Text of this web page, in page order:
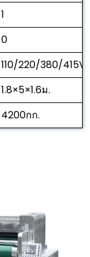
1
0
110/220/380/415V
1.8×5×1.6ม.
4200กก.